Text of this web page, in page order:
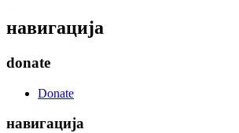
навигација
donate
Donate
навигација